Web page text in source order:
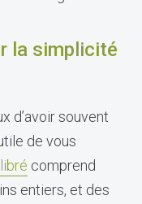
la simplicité
d’avoir souvent
de vous
comprend
entiers, et des